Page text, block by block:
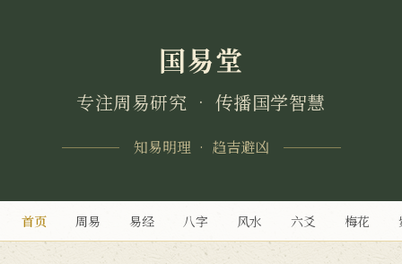
国易堂
专注周易研究 • 传播国学智慧
知易明理 • 趋吉避凶
首页 周易 易经 八字 风水 六爻 梅花